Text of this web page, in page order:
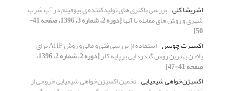
اشریشا کلی بررسی باکتری های تولیدکننده ی بیوفیلم در آب شرب
شهری و روش های مقابله با آنها [دوره 2، شماره 3، 1396، صفحه 41-
50]
اکسپرت چویس
استفاده از بررسی فنی و مالی و روش AHP برای
یافتن بهترین روش گندزدایی بر پایه کلر [دوره 2، شماره 2، 1396،
صفحه 41-47]
اکسیژن‌خواهی شیمیایی تخمین اکسیژن‌خواهی شیمیایی خروجی از